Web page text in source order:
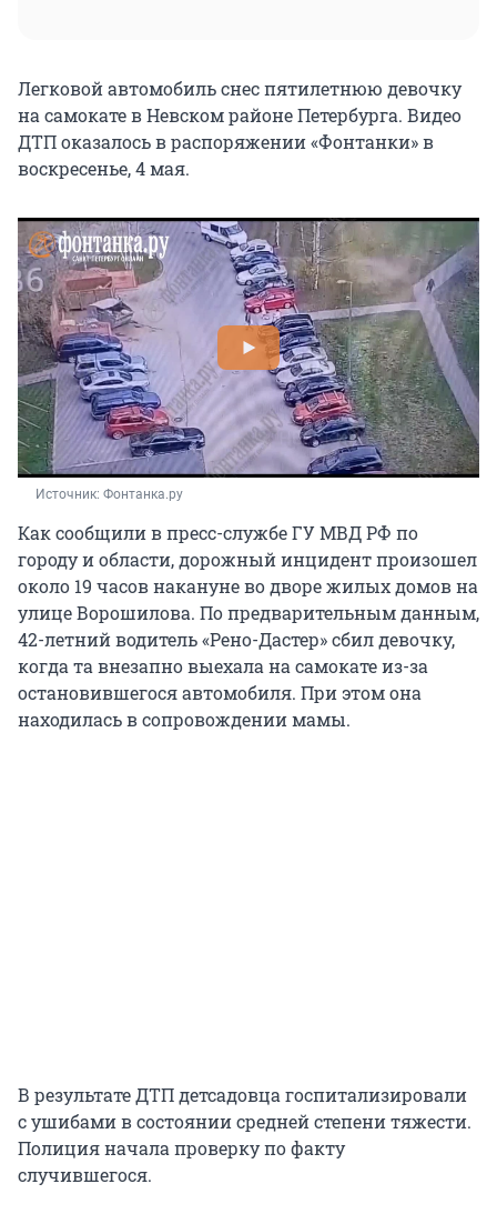
Легковой автомобиль снес пятилетнюю девочку
на самокате в Невском районе Петербурга. Видео
ДТП оказалось в распоряжении «Фонтанки» в
воскресенье,4 мая.
Источник: Фонтанка.ру
Как сообщили в пресс-службе ГУ МВД РФ по
городу и области, дорожный инцидент произошел
около 19 часов накануне во дворе жилых домов на
улице Ворошилова. По предварительным данным,
42-летнийводитель «Рено-Дастер» сбил девочку,
когда та внезапно выехала на самокате из-за
остановившегося автомобиля. При этом она
находилась в сопровождении мамы.
В результате ДТП детсадовца госпитализировали
с ушибами в состоянии средней степени тяжести.
Полиция начала проверку по факту
случившегося.